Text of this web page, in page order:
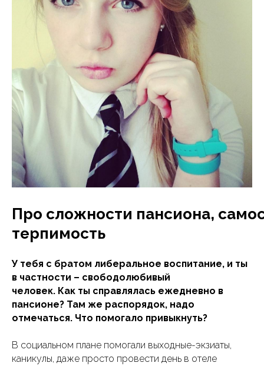
Про сложности пансиона,
терпимость
У тебя с братом либеральное воспитание, и ты
в частности – свободолюбивый
человек. Как ты справлялась ежедневно в
пансионе? Там же распорядок, надо
отмечаться. Что помогало привыкнуть?
В социальном плане помогали выходные-экзиаты,
каникулы, даже просто провести день в отеле